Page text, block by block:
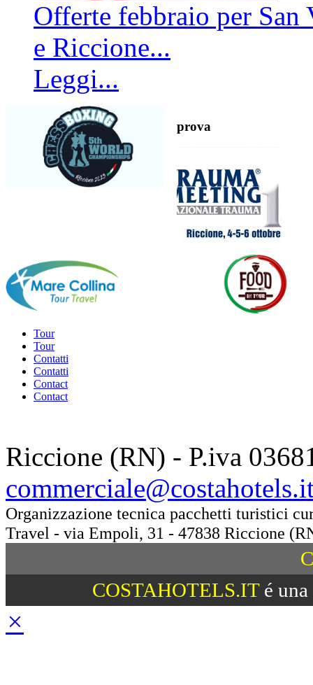
Offerte febbraio per
e Riccione...
Leggi...
prova
Tour
Tour
Contatti
Contatti
Contact
Contact
Riccione (RN) - P.iva
Organizzazione tecnica pacchetti turistici
Travel - via Empoli, 31 - 47838 Riccione
COSTAHOTELS.ITé una
×